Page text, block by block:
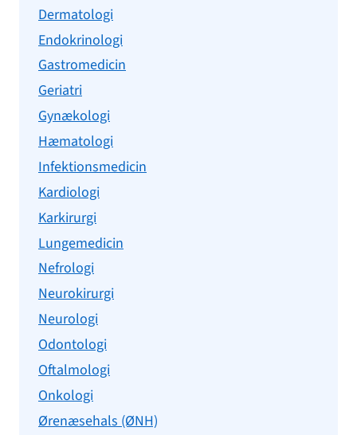
Dermatologi
Endokrinologi
Gastromedicin
Geriatri
Gynækologi
Hæmatologi
Infektionsmedicin
Kardiologi
Karkirurgi
Lungemedicin
Nefrologi
Neurokirurgi
Neurologi
Odontologi
Oftalmologi
Onkologi
Ørenæsehals (ØNH)